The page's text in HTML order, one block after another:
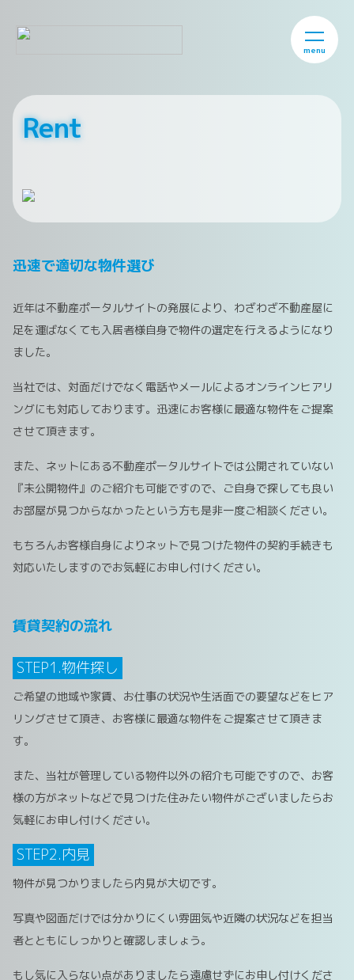
menu
Rent
迅速で適切な物件選び
近年は不動産ポータルサイトの発展により、わざわざ不動産屋に
足を運ばなくても入居者様自身で物件の選定を行えるようになり
ました。
当社では、対面だけでなく電話やメールによるオンラインヒアリ
ングにも対応しております。迅速にお客様に最適な物件をご提案
させて頂きます。
また、ネットにある不動産ポータルサイトでは公開されていない
『未公開物件』のご紹介も可能ですので、ご自身で探しても良い
お部屋が見つからなかったという方も是非一度ご相談ください。
もちろんお客様自身によりネットで見つけた物件の契約手続きも
対応いたしますのでお気軽にお申し付けください。
賃貸契約の流れ
STEP1.物件探し
ご希望の地域や家賃、お仕事の状況や生活面での要望などをヒア
リングさせて頂き、お客様に最適な物件をご提案させて頂きま
す。
また、当社が管理している物件以外の紹介も可能ですので、お客
様の方がネットなどで見つけた住みたい物件がございましたらお
気軽にお申し付けください。
STEP2.内見
物件が見つかりましたら内見が大切です。
写真や図面だけでは分かりにくい雰囲気や近隣の状況などを担当
者とともにしっかりと確認しましょう。
もし気に入らない点がありましたら遠慮せずにお申し付けくださ